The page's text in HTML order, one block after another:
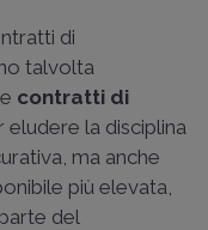
di
talvolta
contratti di
eludere la disciplina
ma anche
più elevata,
del